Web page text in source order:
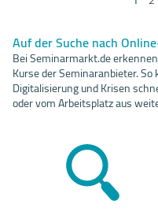
Auf der Suche nach
Bei Seminarmarkt.de
Kurse der Seminaranbieter.
Digitalisierung und Krisen
oder vom Arbeitsplatz aus